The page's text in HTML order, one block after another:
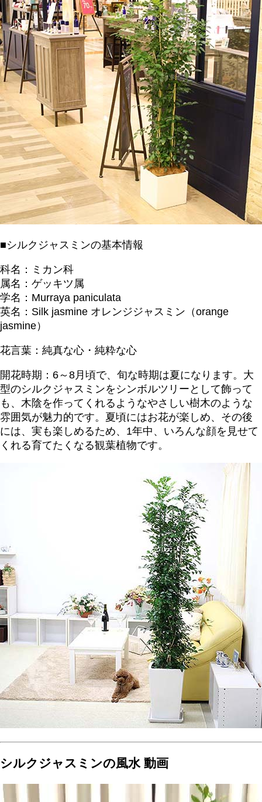
■シルクジャスミンの基本情報
科名：ミカン科
属名：ゲッキツ属
学名：Murraya paniculata
英名：Silk jasmine オレンジジャスミン（orange
jasmine）
花言葉：純真な心・純粋な心
開花時期：6～8月頃で、旬な時期は夏になります。大
型のシルクジャスミンをシンボルツリーとして飾って
も、木陰を作ってくれるようなやさしい樹木のような
雰囲気が魅力的です。夏頃にはお花が楽しめ、その後
には、実も楽しめるため、1年中、いろんな顔を見せて
くれる育てたくなる観葉植物です。
シルクジャスミンの風水 動画